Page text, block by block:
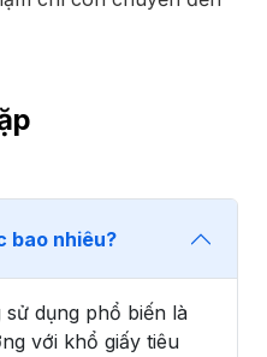
bao nhiêu?
dụng phổ biến là
với khổ giấy tiêu